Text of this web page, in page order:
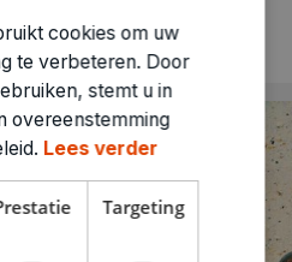
cookies om uw
te verbeteren. Door
stemt u in
overeenstemming
Lees verder
Targeting